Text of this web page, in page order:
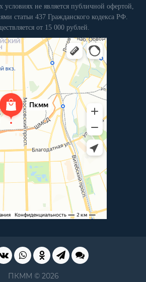
не является публичной офертой,
статьи 437 Гражданского кодекса РФ.
от 15 000 рублей.
ПКММ © 2026